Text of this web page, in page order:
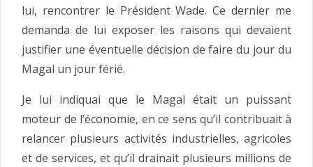
lui, rencontrer le Président Wade. Ce dernier me
demanda de lui exposer les raisons qui devaient
justifier une éventuelle décision de faire du jour du
Magal un jour férié.
Je lui indiquai que le Magal était un puissant
moteur de l’économie, en ce sens qu’il contribuait à
relancer plusieurs activités industrielles, agricoles
et de services, et qu’il drainait plusieurs millions de